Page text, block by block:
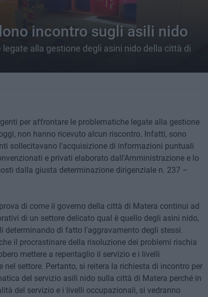
incontro sugli asili nido
alla gestione degli asini nido della città di
per affrontare le problematiche legate alla gestione
non hanno ricevuto alcun riscontro. Infatti, sono
sollecitavano l'acquisizione di informazioni puntuali
e privati elaborato dall'Amministrazione e lo
dalla giusta determinazione dirigenziale n. 237 –
di come il governo della città di Matera continui ad
di un settore delicato qual è quello degli asini nido,
determinando di fatto l'aggravamento degli stessi.
il procrastinare della risoluzione dei problemi rischia
mettere a repentaglio il servizio e i livelli
settore. Pertanto, si reitera la richiesta di incontro per
del servizio asili nido sulla città di Matera perché in
del servizio e i livelli occupazionali, si vedranno